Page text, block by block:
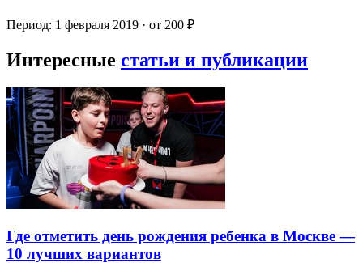
Период: 1 февраля 2019 · от 200 ₽
Интересные статьи и публикации
Где отметить день рождения ребенка в Москве —
10 лучших вариантов